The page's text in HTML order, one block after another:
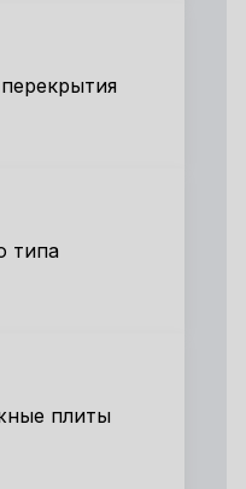
типа
плиты